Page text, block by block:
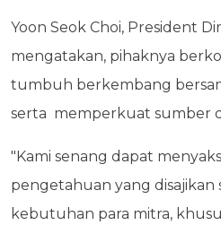
Yoon Seok Choi, President
mengatakan, pihaknya
tumbuh berkembang
serta memperkuat sumber
"Kami senang dapat
pengetahuan yang disajikan
kebutuhan para mitra,